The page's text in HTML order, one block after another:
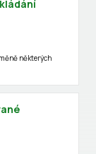
některých